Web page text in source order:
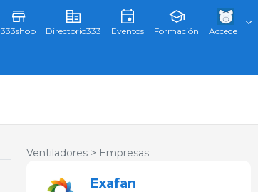
333shop Directorio333 Eventos Formación Accede
Ventiladores > Empresas
Exafan